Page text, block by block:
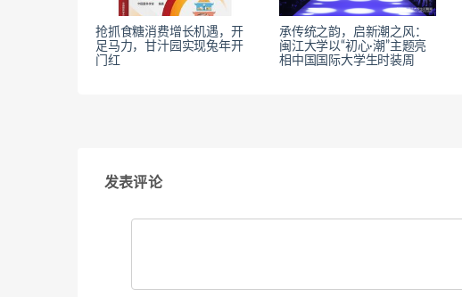
抢抓食糖消费增长机遇，开
足马力，甘汁园实现兔年开
门红
承传统之韵，启新潮之风：
闽江大学以“初心·潮”主题亮
相中国国际大学生时装周
发表评论